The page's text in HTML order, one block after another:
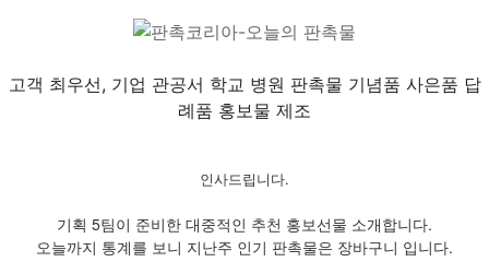
고객 최우선, 기업 관공서 학교 병원 판촉물 기념품 사은품 답
례품 홍보물 제조
인사드립니다.
기획 5팀이 준비한 대중적인 추천 홍보선물 소개합니다.
오늘까지 통계를 보니 지난주 인기 판촉물은 장바구니 입니다.